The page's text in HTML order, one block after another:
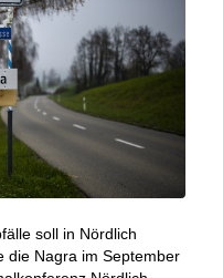
soll in Nördlich
die Nagra im September